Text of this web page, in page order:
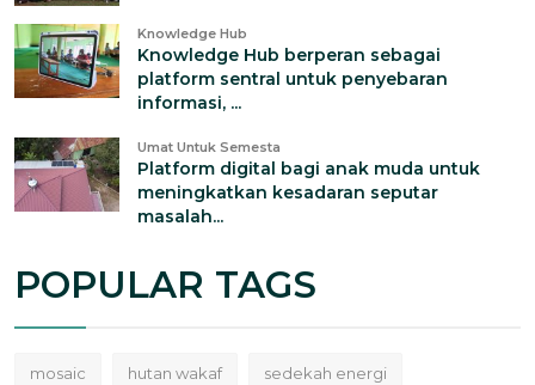
Knowledge Hub
Knowledge Hub berperan sebagai
platform sentral untuk penyebaran
informasi, ...
Umat Untuk Semesta
Platform digital bagi anak muda untuk
meningkatkan kesadaran seputar
masalah...
POPULAR TAGS
mosaic hutan wakaf sedekah energi